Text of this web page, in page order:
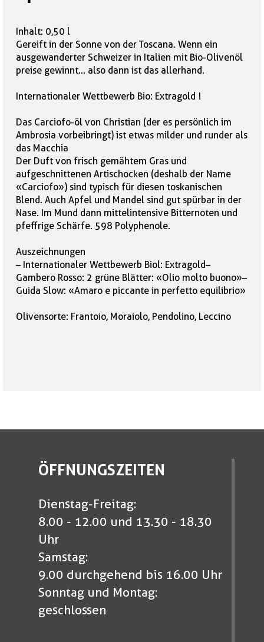
Inhalt: 0,50 l
Gereift in der Sonne von der Toscana. Wenn ein
ausgewanderter Schweizer in Italien mit Bio-Olivenöl
preise gewinnt... also dann ist das allerhand.
Internationaler Wettbewerb Bio: Extragold !
Das Carciofo-öl von Christian (der es persönlich im
Ambrosia vorbeibringt) ist etwas milder und runder als
das Macchia
Der Duft von frisch gemähtem Gras und
aufgeschnittenen Artischocken (deshalb der Name
«Carciofo») sind typisch für diesen toskanischen
Blend. Auch Apfel und Mandel sind gut spürbar in der
Nase. Im Mund dann mittelintensive Bitternoten und
pfeffrige Schärfe. 598 Polyphenole.
Auszeichnungen
– Internationaler Wettbewerb Biol: Extragold–
Gambero Rosso: 2 grüne Blätter: «Olio molto buono»–
Guida Slow: «Amaro e piccante in perfetto equilibrio»
Olivensorte: Frantoio, Moraiolo, Pendolino, Leccino
ÖFFNUNGSZEITEN
Dienstag-Freitag:
8.00 - 12.00 und 13.30 - 18.30
Uhr
Samstag:
9.00 durchgehend bis 16.00 Uhr
Sonntag und Montag:
geschlossen